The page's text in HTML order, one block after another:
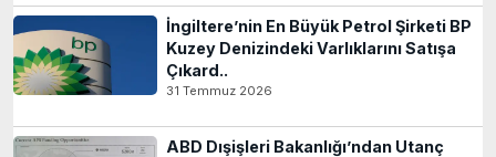
İngiltere’nin En Büyük Petrol Şirketi BP
Kuzey Denizindeki Varlıklarını Satışa
Çıkard..
31 Temmuz 2026
ABD Dışişleri Bakanlığı’ndan Utanç